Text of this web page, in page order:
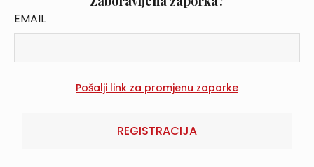
EMAIL
REGISTRACIJA